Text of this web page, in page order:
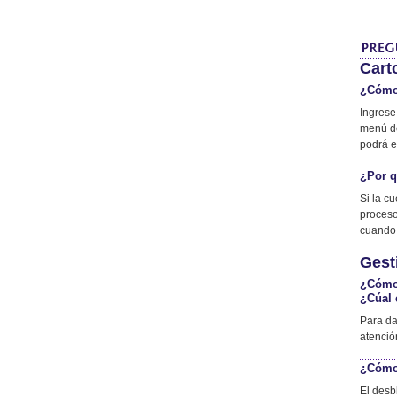
menú
podrá
¿Por
Si la
¿Cúal
Para
El